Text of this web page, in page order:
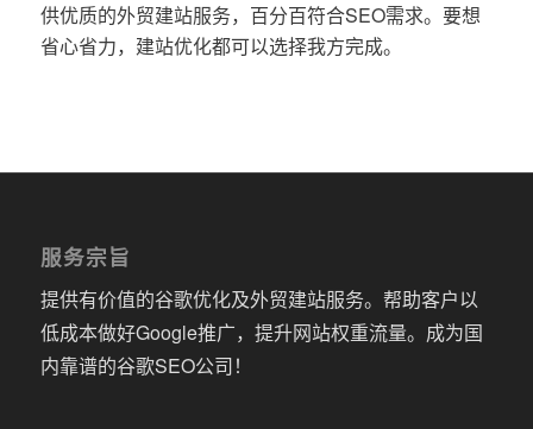
供优质的外贸建站服务，百分百符合SEO需求。要想
省心省力，建站优化都可以选择我方完成。
服务宗旨
提供有价值的谷歌优化及外贸建站服务。帮助客户以
低成本做好Google推广，提升网站权重流量。成为国
内靠谱的谷歌SEO公司！